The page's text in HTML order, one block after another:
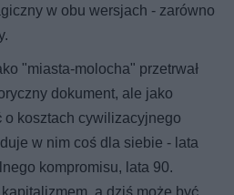
w obu wersjach - zarówno
"miasta-molocha" przetrwał
dokument, ale jako
kosztach cywilizacyjnego
w nim coś dla siebie - lata
kompromisu, lata 90.
a dziś może być